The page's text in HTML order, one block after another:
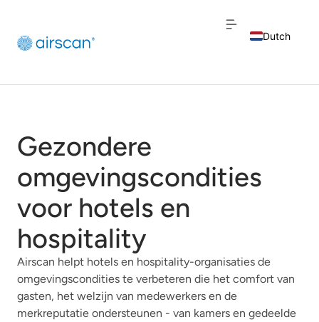
Dutch
French
Gezondere
omgevingscondities
voor hotels en
hospitality
Airscan helpt hotels en hospitality-organisaties de
omgevingscondities te verbeteren die het comfort van
gasten, het welzijn van medewerkers en de
merkreputatie ondersteunen - van kamers en gedeelde